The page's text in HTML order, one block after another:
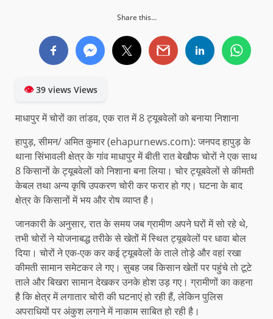
Share this...
👁39 views Views
माधापुर में चोरों का तांडव, एक रात में 8 ट्यूबवेलों को बनाया निशाना
हापुड़, सीमन/ अमित कुमार (ehapurnews.com): जनपद हापुड़ के
थाना सिंभावली क्षेत्र के गांव माधापुर में बीती रात बेखौफ चोरों ने एक साथ
8 किसानों के ट्यूबवेलों को निशाना बना लिया। चोर ट्यूबवेलों से कीमती
केबल तथा अन्य कृषि उपकरण चोरी कर फरार हो गए। घटना के बाद
क्षेत्र के किसानों में भय और रोष व्याप्त है।
जानकारी के अनुसार, रात के समय जब ग्रामीण अपने घरों में सो रहे थे,
तभी चोरों ने योजनाबद्ध तरीके से खेतों में स्थित ट्यूबवेलों पर धावा बोल
दिया। चोरों ने एक-एक कर कई ट्यूबवेलों के ताले तोड़े और वहां रखा
कीमती सामान समेटकर ले गए। सुबह जब किसान खेतों पर पहुंचे तो टूटे
ताले और बिखरा सामान देखकर उनके होश उड़ गए। ग्रामीणों का कहना
है कि क्षेत्र में लगातार चोरी की घटनाएं हो रही हैं, लेकिन पुलिस
अपराधियों पर अंकुश लगाने में नाकाम साबित हो रही है।